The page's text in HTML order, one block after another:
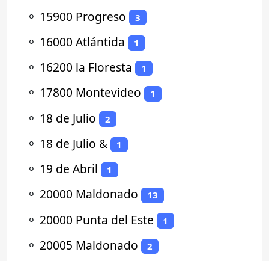
⚬ 15900 Progreso 3
⚬ 16000 Atlántida 1
⚬ 16200 la Floresta 1
⚬ 17800 Montevideo 1
⚬ 18 de Julio 2
⚬ 18 de Julio & 1
⚬ 19 de Abril 1
⚬ 20000 Maldonado 13
⚬ 20000 Punta del Este 1
⚬ 20005 Maldonado 2